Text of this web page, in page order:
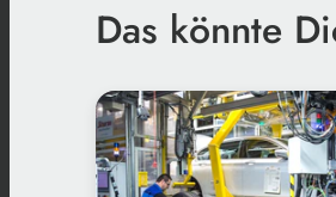
Das könnte